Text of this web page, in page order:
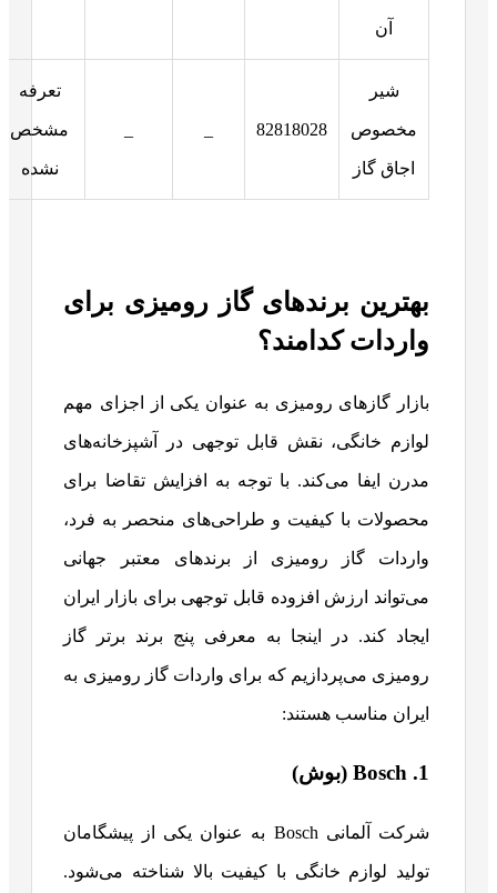
آن
شیر
مخصوص
اجاق گاز
82818028
تعرفه
مشخص
نشده
بهترین برندهای گاز رومیزی برای
واردات کدامند؟
بازار گازهای رومیزی به عنوان یکی از اجزای مهم
لوازم خانگی، نقش قابل توجهی در آشپزخانه‌های
مدرن ایفا می‌کند. با توجه به افزایش تقاضا برای
محصولات با کیفیت و طراحی‌های منحصر به فرد،
واردات گاز رومیزی از برندهای معتبر جهانی
می‌تواند ارزش افزوده قابل توجهی برای بازار ایران
ایجاد کند. در اینجا به معرفی پنج برند برتر گاز
رومیزی می‌پردازیم که برای واردات گاز رومیزی به
ایران مناسب هستند:
1. Bosch (بوش)
شرکت آلمانی Bosch به عنوان یکی از پیشگامان
تولید لوازم خانگی با کیفیت بالا شناخته می‌شود.